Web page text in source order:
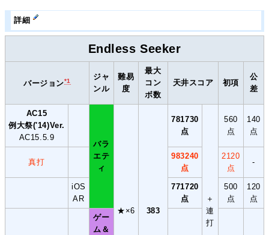
詳細
Endless Seeker
バージョン*1
ジャ
ンル
難易
度
最大
コン
ボ数
天井スコア 初項
公
差
AC15
例大祭('14)Ver.
AC15.5.9
バラ
エテ
ィ
★×6 383
781730
点
＋
連
打
560
点
140
点
真打
983240
点
2120
点
-
iOS
AR
771720
点
500
点
120
点
ゲー
ム＆